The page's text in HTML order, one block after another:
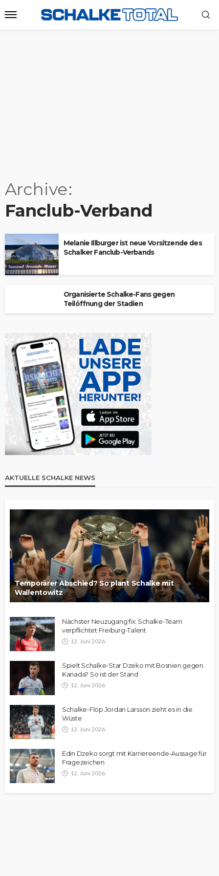
Archive
Fanclub-Verband
Melanie Illburger ist neue Vorsitzende des
Schalker Fanclub-Verbands
Organisierte Schalke-Fans gegen
Teilöffnung der Stadien
AKTUELLE SCHALKE NEWS
Temporärer Abschied? So plant Schalke mit
Wallentowitz
Nächster Neuzugang fix: Schalke-Team
verpflichtet Freiburg-Talent
12. Juni 2026
Spielt Schalke-Star Dzeko mit Bosnien gegen
Kanada? So ist der Stand
12. Juni 2026
Schalke-Flop Jordan Larsson zieht es in die
Wüste
12. Juni 2026
Edin Dzeko sorgt mit Karriereende-Aussage für
Fragezeichen
12. Juni 2026